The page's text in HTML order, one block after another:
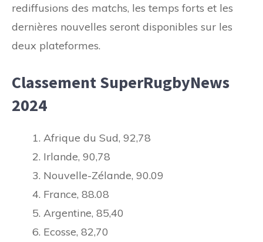
rediffusions des matchs, les temps forts et les
dernières nouvelles seront disponibles sur les
deux plateformes.
Classement SuperRugbyNews
2024
Afrique du Sud, 92,78
Irlande, 90,78
Nouvelle-Zélande, 90.09
France, 88.08
Argentine, 85,40
Ecosse, 82,70